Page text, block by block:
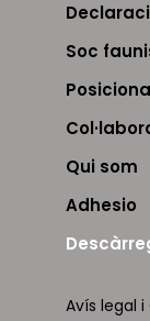
Soc
Qui som
Adhesio
Avís legal